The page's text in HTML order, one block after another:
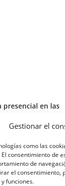
Gestionar el
como las
consentimiento de
de
el consentimiento,
funciones.
en las
Málaga.
de 16:00 a